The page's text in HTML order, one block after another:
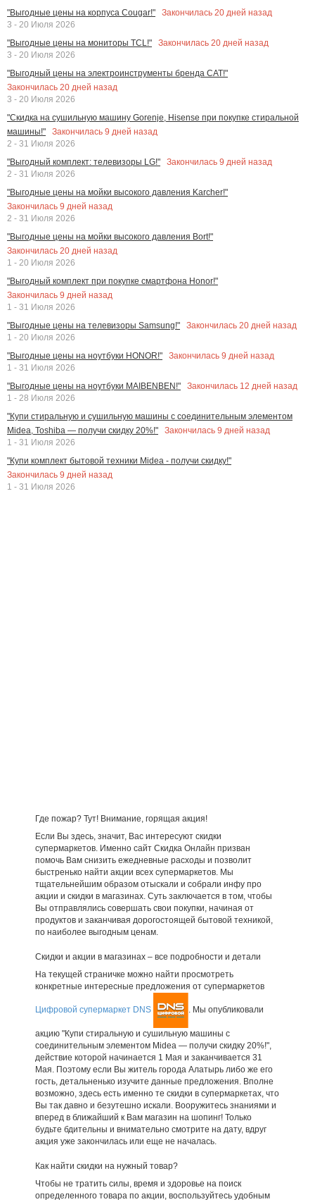
"Выгодные цены на корпуса Cougar!"
Закончилась 20 дней назад
3 - 20 Июля 2026
"Выгодные цены на мониторы TCL!"
Закончилась 20 дней назад
3 - 20 Июля 2026
"Выгодный цены на электроинструменты бренда CAT!"
Закончилась 20 дней назад
3 - 20 Июля 2026
"Скидка на сушильную машину Gorenje, Hisense при покупке стиральной
машины!"
Закончилась 9 дней назад
2 - 31 Июля 2026
"Выгодный комплект: телевизоры LG!"
Закончилась 9 дней назад
2 - 31 Июля 2026
"Выгодные цены на мойки высокого давления Karcher!"
Закончилась 9 дней назад
2 - 31 Июля 2026
"Выгодные цены на мойки высокого давления Bort!"
Закончилась 20 дней назад
1 - 20 Июля 2026
"Выгодный комплект при покупке смартфона Honor!"
Закончилась 9 дней назад
1 - 31 Июля 2026
"Выгодные цены на телевизоры Samsung!"
Закончилась 20 дней назад
1 - 20 Июля 2026
"Выгодные цены на ноутбуки HONOR!"
Закончилась 9 дней назад
1 - 31 Июля 2026
"Выгодные цены на ноутбуки MAIBENBEN!"
Закончилась 12 дней назад
1 - 28 Июля 2026
"Купи стиральную и сушильную машины с соединительным элементом
Midea, Toshiba — получи скидку 20%!"
Закончилась 9 дней назад
1 - 31 Июля 2026
"Купи комплект бытовой техники Midea - получи скидку!"
Закончилась 9 дней назад
1 - 31 Июля 2026
Где пожар? Тут! Внимание, горящая акция!
Если Вы здесь, значит, Вас интересуют скидки
супермаркетов. Именно сайт Скидка Онлайн призван
помочь Вам снизить ежедневные расходы и позволит
быстренько найти акции всех супермаркетов. Мы
тщательнейшим образом отыскали и собрали инфу про
акции и скидки в магазинах. Суть заключается в том, чтобы
Вы отправлялись совершать свои покупки, начиная от
продуктов и заканчивая дорогостоящей бытовой техникой,
по наиболее выгодным ценам.
Скидки и акции в магазинах – все подробности и детали
На текущей страничке можно найти просмотреть
конкретные интересные предложения от супермаркетов
Цифровой супермаркет DNS . Мы опубликовали
акцию "Купи стиральную и сушильную машины с
соединительным элементом Midea — получи скидку 20%!",
действие которой начинается 1 Мая и заканчивается 31
Мая. Поэтому если Вы житель города Алатырь либо же его
гость, детальненько изучите данные предложения. Вполне
возможно, здесь есть именно те скидки в супермаркетах, что
Вы так давно и безутешно искали. Вооружитесь знаниями и
вперед в ближайший к Вам магазин на шопинг! Только
будьте бдительны и внимательно смотрите на дату, вдруг
акция уже закончилась или еще не началась.
Как найти скидки на нужный товар?
Чтобы не тратить силы, время и здоровье на поиск
определенного товара по акции, воспользуйтесь удобным